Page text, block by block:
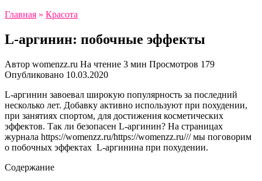
Главная » Красота
L-аргинин: побочные эффекты
Автор womenzz.ru На чтение 3 мин Просмотров 179
Опубликовано 10.03.2020
L-аргинин завоевал широкую популярность за последний
несколько лет. Добавку активно используют при похудении,
при занятиях спортом, для достижения косметических
эффектов. Так ли безопасен L-аргинин? На страницах
журнала https://womenzz.ru/https://womenzz.ru/// мы поговорим
о побочных эффектах L-аргинина при похудении.
Содержание